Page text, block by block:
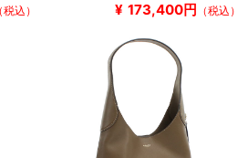
（税込） ¥ 173,400円 （税込）